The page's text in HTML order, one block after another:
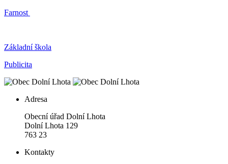
Farnost
Základní škola
Publicita
Adresa
Obecní úřad Dolní Lhota
Dolní Lhota 129
763 23
Kontakty